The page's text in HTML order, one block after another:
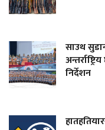
साउथ
निर्देशन